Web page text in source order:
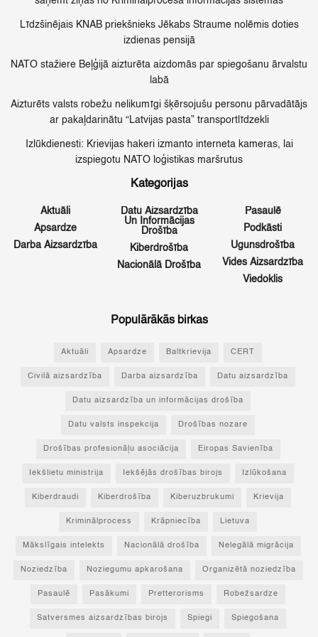
Līdzšinējais KNAB priekšnieks Jēkabs Straume nolēmis doties
izdienas pensijā
NATO stažiere Beļģijā aizturēta aizdomās par spiegošanu ārvalstu
labā
Aizturēts valsts robežu nelikumīgi šķērsojušu personu pārvadātājs
ar pakaļdarinātu “Latvijas pasta” transportlīdzekli
Izlūkdienesti: Krievijas hakeri izmanto interneta kameras, lai
izspiegotu NATO loģistikas maršrutus
Kategorijas
Aktuāli
Apsardze
Darba Aizsardzība
Datu Aizsardzība
Un Informācijas
Drošība
Kiberdrošība
Nacionālā Drošība
Pasaulē
Podkāsti
Ugunsdrošība
Vides Aizsardzība
Viedoklis
Populārākās birkas
Aktuāli Apsardze Baltkrievija CERT
Civilā aizsardzība Darba aizsardzība Datu aizsardzība
Datu aizsardzība un informācijas drošība
Datu valsts inspekcija Drošības nozare
Drošības profesionāļu asociācija Eiropas Savienība
Iekšlietu ministrija Iekšējās drošības birojs Izlūkošana
Kiberdraudi Kiberdrošība Kiberuzbrukumi Krievija
Kriminālprocess Krāpniecība Lietuva
Mākslīgais intelekts Nacionālā drošība Nelegālā migrācija
Noziedzība Noziegumu apkarošana Organizētā noziedzība
Pasaulē Pasākumi Pretterorisms Robežsardze
Satversmes aizsardzības birojs Spiegi Spiegošana